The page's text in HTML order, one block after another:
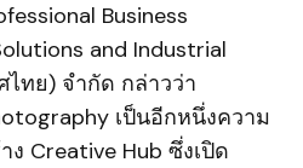
Business
and Industrial
ทย) จำกัด กล่าวว่า
เป็นอีกหนึ่งความ
ง Creative Hub ซึ่งเปิด